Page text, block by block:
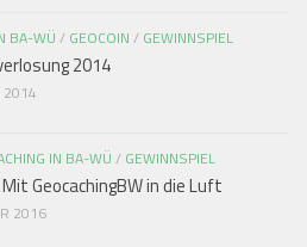
BA-WÜ / GEOCOIN / GEWINNSPIEL
2014
2014
IN BA-WÜ / GEWINNSPIEL
GeocachingBW in die Luft
2016